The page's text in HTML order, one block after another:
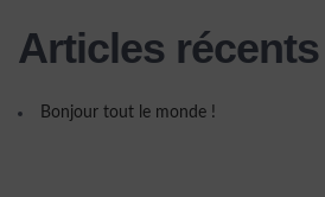
Articles récents
Bonjour tout le monde !